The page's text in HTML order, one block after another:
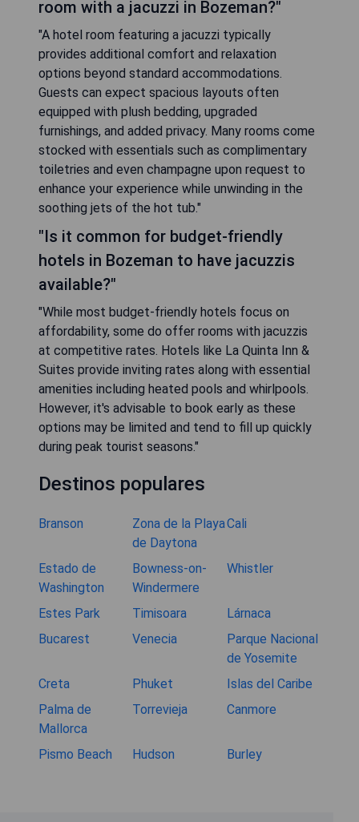
room with a jacuzzi in Bozeman?"
"A hotel room featuring a jacuzzi typically
provides additional comfort and relaxation
options beyond standard accommodations.
Guests can expect spacious layouts often
equipped with plush bedding, upgraded
furnishings, and added privacy. Many rooms come
stocked with essentials such as complimentary
toiletries and even champagne upon request to
enhance your experience while unwinding in the
soothing jets of the hot tub."
"Is it common for budget-friendly
hotels in Bozeman to have jacuzzis
available?"
"While most budget-friendly hotels focus on
affordability, some do offer rooms with jacuzzis
at competitive rates. Hotels like La Quinta Inn &
Suites provide inviting rates along with essential
amenities including heated pools and whirlpools.
However, it's advisable to book early as these
options may be limited and tend to fill up quickly
during peak tourist seasons."
Destinos populares
Branson
Zona de la Playa
de Daytona
Cali
Estado de
Washington
Bowness-on-
Windermere
Whistler
Estes Park Timisoara
Lárnaca
Bucarest
Venecia
Parque Nacional
de Yosemite
Creta
Phuket
Islas del Caribe
Palma de
Mallorca
Torrevieja Canmore
Pismo Beach Hudson Burley